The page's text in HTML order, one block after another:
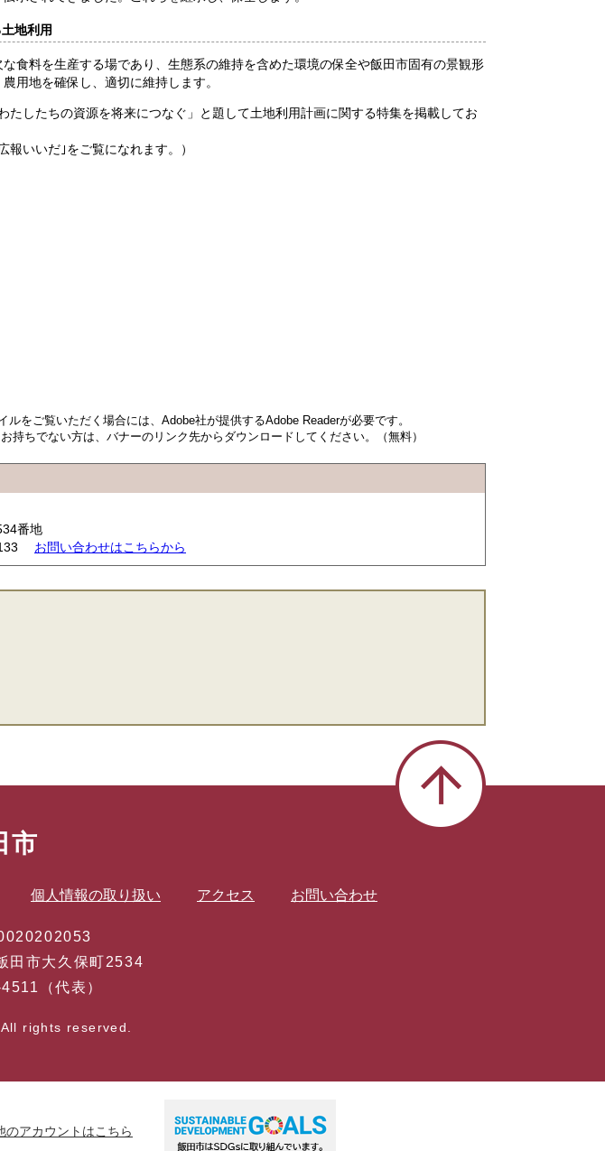
地利用
食料を生産する場であり、生態系の維持を含めた環境の保全や飯田市固有の景観形
用地を確保し、適切に維持します。
したちの資源を将来につなぐ」と題して土地利用計画に関する特集を掲載してお
いいだ｣をご覧になれます。）
ルをご覧いただく場合には、Adobe社が提供するAdobe Readerが必要です。
持ちでない方は、バナーのリンク先からダウンロードしてください。（無料）
番地
お問い合わせはこちらから
市
個人情報の取り扱い アクセス お問い合わせ
田市大久保町2534
（代表）
rights reserved.
のアカウントはこちら